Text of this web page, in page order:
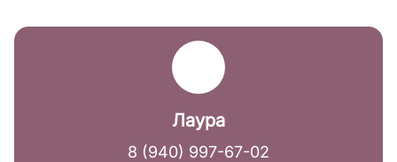
Лаура
8 (940) 997-67-02